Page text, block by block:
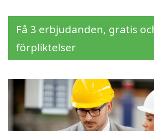
Få 3 erbjudanden, gratis
förpliktelser